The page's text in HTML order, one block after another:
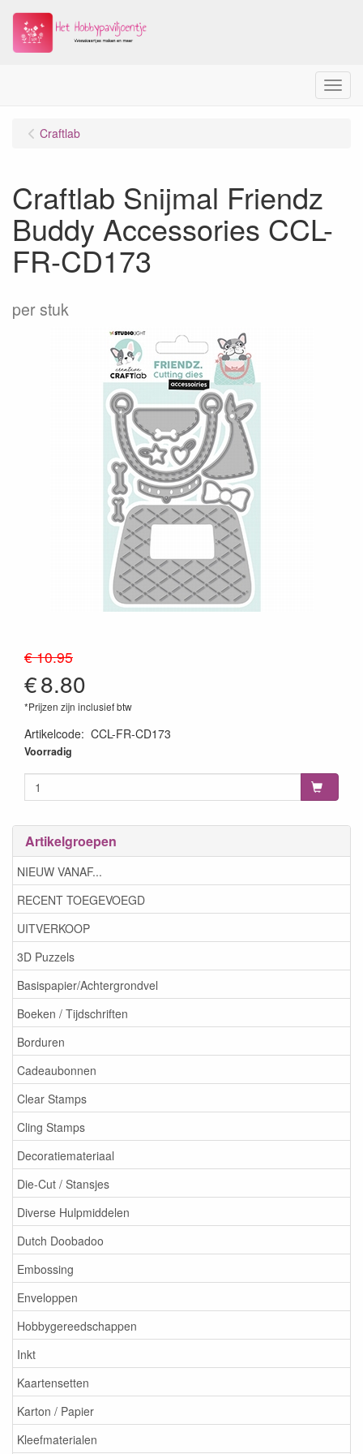
Menu
Artikelgroepen
NIEUW VANAF...
RECENT TOEGEVOEGD
UITVERKOOP
3D Puzzels
Basispapier/Achtergrondvel
Boeken / Tijdschriften
Borduren
Cadeaubonnen
Clear Stamps
Cling Stamps
Decoratiemateriaal
Die-Cut / Stansjes
Diverse Hulpmiddelen
Dutch Doobadoo
Embossing
Enveloppen
Hobbygereedschappen
Inkt
Kaartensetten
Karton / Papier
Kleefmaterialen
Craftlab
Craftlab Snijmal Friendz
Buddy Accessories CCL-
FR-CD173
per stuk
€ 10.95
€8.80
*Prijzen zijn inclusief btw
Artikelcode: CCL-FR-CD173
8713943131459
Voorradig